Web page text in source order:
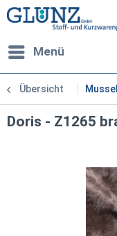
Menü
Übersicht
Doris - Z1265